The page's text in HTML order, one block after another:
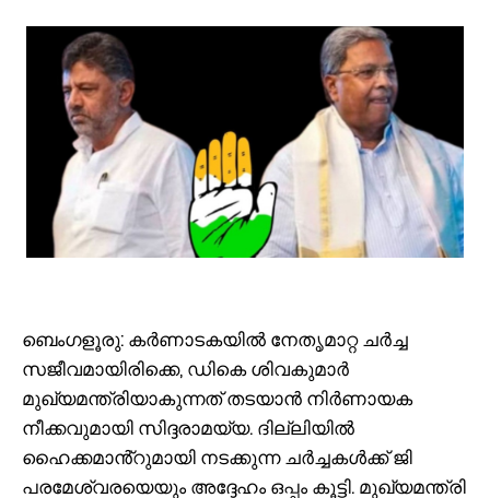
ബെംഗളൂരു: കർണാടകയിൽ നേതൃമാറ്റ ചർച്ച
സജീവമായിരിക്കെ, ഡികെ ശിവകുമാർ
മുഖ്യമന്ത്രിയാകുന്നത് തടയാൻ നിർണായക
നീക്കവുമായി സിദ്ദരാമയ്യ. ദില്ലിയിൽ
ഹൈക്കമാൻ്റുമായി നടക്കുന്ന ചർച്ചകൾക്ക് ജി
പരമേശ്വരയെയും അദ്ദേഹം ഒപ്പം കൂട്ടി. മുഖ്യമന്ത്രി